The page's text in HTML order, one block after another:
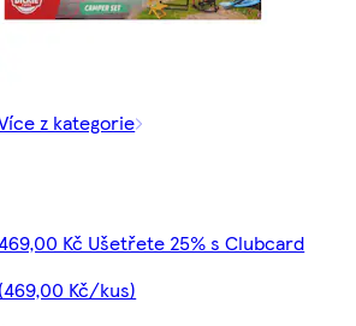
z kategorie
Kč Ušetřete 25% s Clubcard
(469,00 Kč/kus)